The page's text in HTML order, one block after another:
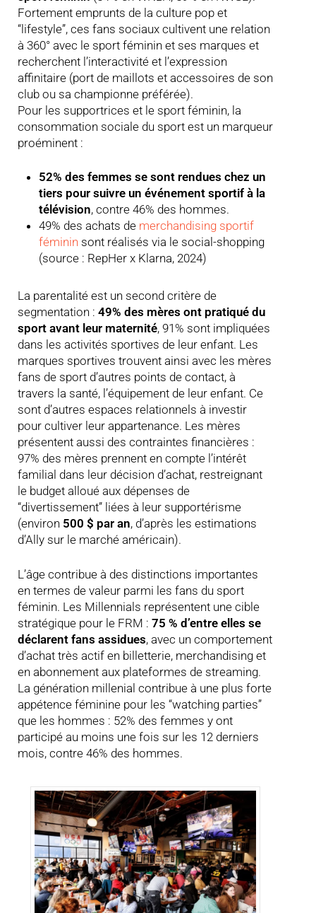
Fortement emprunts de la culture pop et
“lifestyle”, ces fans sociaux cultivent une relation
à 360° avec le sport féminin et ses marques et
recherchent l’interactivité et l’expression
affinitaire (port de maillots et accessoires de son
club ou sa championne préférée).
Pour les supportrices et le sport féminin, la
consommation sociale du sport est un marqueur
proéminent :
52% des femmes se sont rendues chez un
tiers pour suivre un événement sportif à la
télévision, contre 46% des hommes.
49% des achats de merchandising sportif
féminin sont réalisés via le social-shopping
(source : RepHer x Klarna, 2024)
La parentalité est un second critère de
segmentation : 49% des mères ont pratiqué du
sport avant leur maternité, 91% sont impliquées
dans les activités sportives de leur enfant. Les
marques sportives trouvent ainsi avec les mères
fans de sport d’autres points de contact, à
travers la santé, l’équipement de leur enfant. Ce
sont d’autres espaces relationnels à investir
pour cultiver leur appartenance. Les mères
présentent aussi des contraintes financières :
97% des mères prennent en compte l’intérêt
familial dans leur décision d’achat, restreignant
le budget alloué aux dépenses de
“divertissement” liées à leur supportérisme
(environ 500 $ par an, d’après les estimations
d’Ally sur le marché américain).
L’âge contribue à des distinctions importantes
en termes de valeur parmi les fans du sport
féminin. Les Millennials représentent une cible
stratégique pour le FRM : 75 % d’entre elles se
déclarent fans assidues, avec un comportement
d’achat très actif en billetterie, merchandising et
en abonnement aux plateformes de streaming.
La génération millenial contribue à une plus forte
appétence féminine pour les “watching parties”
que les hommes : 52% des femmes y ont
participé au moins une fois sur les 12 derniers
mois, contre 46% des hommes.